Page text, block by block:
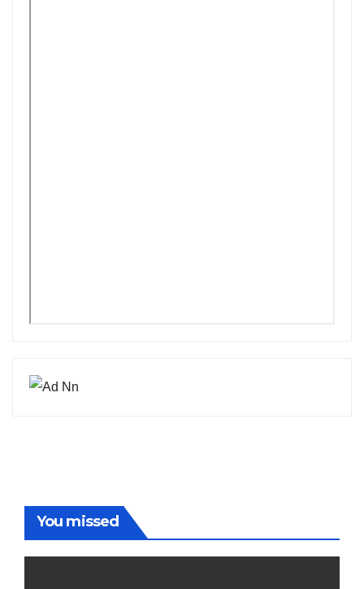
You missed